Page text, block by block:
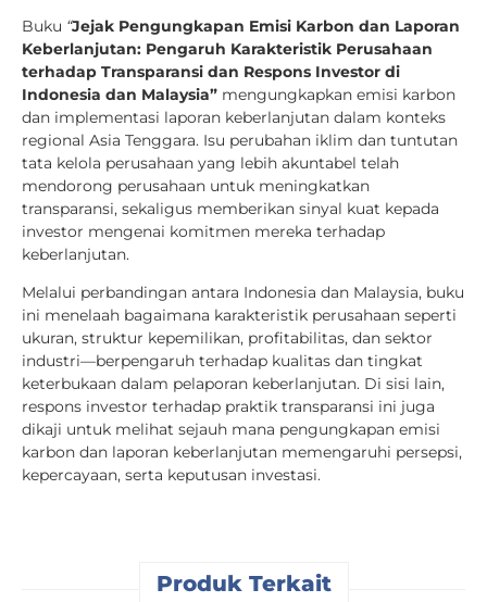
Buku “Jejak Pengungkapan Emisi Karbon dan Laporan
Keberlanjutan: Pengaruh Karakteristik Perusahaan
terhadap Transparansi dan Respons Investor di
Indonesia dan Malaysia” mengungkapkan emisi karbon
dan implementasi laporan keberlanjutan dalam konteks
regional Asia Tenggara. Isu perubahan iklim dan tuntutan
tata kelola perusahaan yang lebih akuntabel telah
mendorong perusahaan untuk meningkatkan
transparansi, sekaligus memberikan sinyal kuat kepada
investor mengenai komitmen mereka terhadap
keberlanjutan.
Melalui perbandingan antara Indonesia dan Malaysia, buku
ini menelaah bagaimana karakteristik perusahaan seperti
ukuran, struktur kepemilikan, profitabilitas, dan sektor
industri—berpengaruh terhadap kualitas dan tingkat
keterbukaan dalam pelaporan keberlanjutan. Di sisi lain,
respons investor terhadap praktik transparansi ini juga
dikaji untuk melihat sejauh mana pengungkapan emisi
karbon dan laporan keberlanjutan memengaruhi persepsi,
kepercayaan, serta keputusan investasi.
Produk Terkait